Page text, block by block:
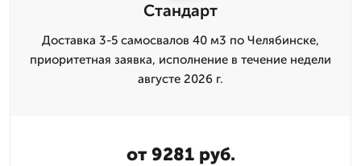
Стандарт
Доставка 3-5 самосвалов 40 м3 по Челябинске,
приоритетная заявка, исполнение в течение недели
августе 2026 г.
от 9281 руб.